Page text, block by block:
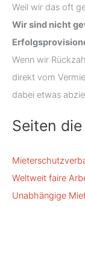
Weil wir das oft
Wir sind nicht
Wenn wir
direkt vom
dabei etwas
Seiten
Weltweit faire
Unabhängige